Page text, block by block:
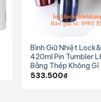
Bình Giữ Nhiệt
420ml Pin Tumbler
Bằng Thép Không Gỉ
533.500₫